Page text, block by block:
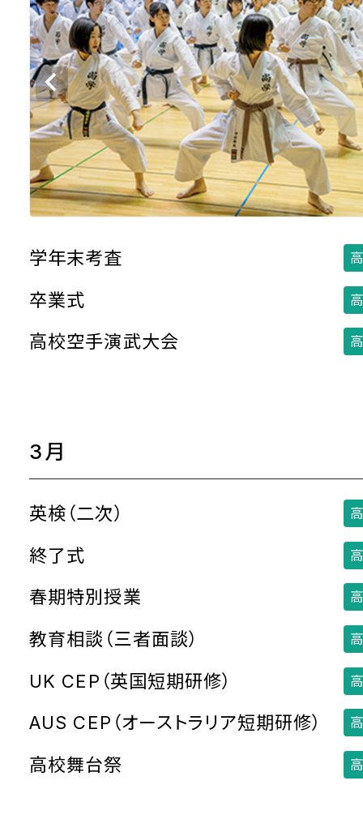
学年末考査
卒業式
高校空手演武大会
3月
英検（二次）
終了式
春期特別授業
教育相談（三者面談）
UK CEP（英国短期研修）
AUS CEP（オーストラリア短期研修）
高校舞台祭